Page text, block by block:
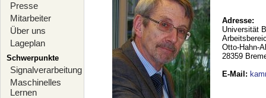
Presse
Mitarbeiter
Über uns
Lageplan
Schwerpunkte
Signalverarbeitung
Maschinelles
Lernen
Adresse:
Universität
Otto-Hahn-
28359
E-Mail :